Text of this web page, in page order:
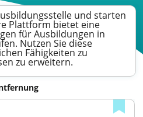
und starten
Plattform bietet eine
für Ausbildungen in
Nutzen Sie diese
Fähigkeiten zu
zu erweitern.